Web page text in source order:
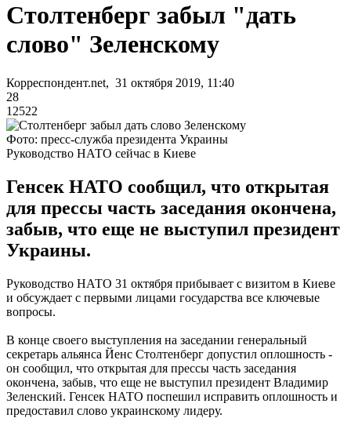
Столтенберг забыл "дать
слово" Зеленскому
Корреспондент.net, 31 октября 2019, 11:40
28
12522
Фото: пресс-служба президента Украины
Руководство НАТО сейчас в Киеве
Генсек НАТО сообщил, что открытая
для прессы часть заседания окончена,
забыв, что еще не выступил президент
Украины.
Руководство НАТО 31 октября прибывает с визитом в Киеве
и обсуждает с первыми лицами государства все ключевые
вопросы.
В конце своего выступления на заседании генеральный
секретарь альянса Йенс Столтенберг допустил оплошность -
он сообщил, что открытая для прессы часть заседания
окончена, забыв, что еще не выступил президент Владимир
Зеленский. Генсек НАТО поспешил исправить оплошность и
предоставил слово украинскому лидеру.